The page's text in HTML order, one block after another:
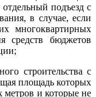
подъезд с
в случае, если
многоквартирных
средств бюджетов
строительства с
площадь которых
метров и которые не